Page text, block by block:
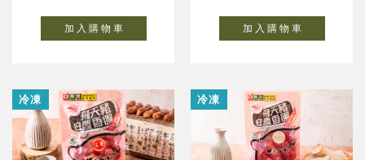
加 入 購 物 車 加 入 購 物 車
冷凍 冷凍